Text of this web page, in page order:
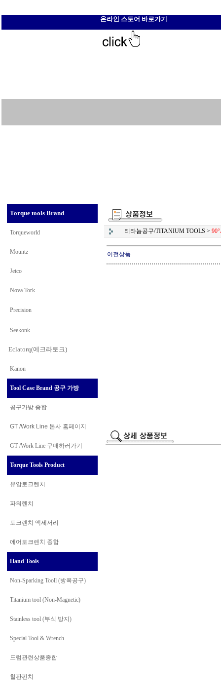
온라인 스토어 바로가기
Torque tools Brand
Torqueworld
Mountz
Jetco
Nova Tork
Precision
Seekonk
Eclatorq(에크라토크)
Kanon
Tool Case Brand 공구 가방
공구가방 종합
GT /Work Line 본사 홈페이지
GT /Work Line 구매하러가기
Torque Tools Product
유압토크렌치
파워렌치
토크렌치 액세서리
에어토크렌치 종합
Hand Tools
Non-Sparking Tooll (방폭공구)
Titanium tool (Non-Magnetic)
Stainless tool (부식 방지)
Special Tool & Wrench
드럼관련상품종합
철판펀치
티타늄공구/TITANIUM TOOLS >
이전상품